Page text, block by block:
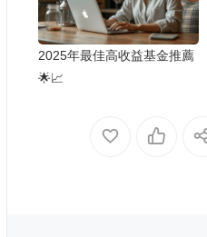
2025年最佳高收益基金推薦
🌟📈